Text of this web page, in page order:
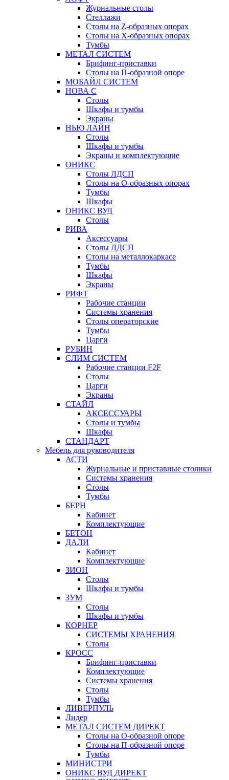
Журнальные столы
Стеллажи
Столы на Z-образных опорах
Столы на Х-образных опорах
Тумбы
МЕТАЛ СИСТЕМ
Брифинг-приставки
Столы на П-образной опоре
МОБАЙЛ СИСТЕМ
НОВА С
Столы
Шкафы и тумбы
Экраны
НЬЮ ЛАЙН
Столы
Шкафы и тумбы
Экраны и комплектующие
ОНИКС
Столы ЛДСП
Столы на О-образных опорах
Тумбы
Шкафы
ОНИКС ВУД
Столы
РИВА
Аксессуары
Столы ЛДСП
Столы на металлокаркасе
Тумбы
Шкафы
Экраны
РИФТ
Рабочие станции
Системы хранения
Столы операторские
Тумбы
Царги
РУБИН
СЛИМ СИСТЕМ
Рабочие станции F2F
Столы
Царги
Экраны
СТАЙЛ
АКСЕССУАРЫ
Столы и тумбы
Шкафы
СТАНДАРТ
Мебель для руководителя
АСТИ
Журнальные и приставные столики
Системы хранения
Столы
Тумбы
БЕРН
Кабинет
Комплектующие
БЕТОН
ДАЛИ
Кабинет
Комплектующие
ЗИОН
Столы
Шкафы и тумбы
ЗУМ
Столы
Шкафы и тумбы
КОРНЕР
СИСТЕМЫ ХРАНЕНИЯ
Столы
КРОСС
Брифинг-приставки
Комплектующие
Системы хранения
Столы
Тумбы
ЛИВЕРПУЛЬ
Лидер
МЕТАЛ СИСТЕМ ДИРЕКТ
Столы на О-образной опоре
Столы на П-образной опоре
Тумбы
МИНИСТРИ
ОНИКС ВУД ДИРЕКТ